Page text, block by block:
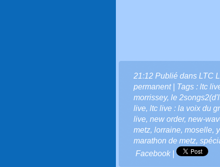
21:12 Publié dans LTC
permanent| Tags : ltc
morrissey, le
live, ltc live : la voix du
live, new order, new-
metz, lorraine, moselle,
marathon de metz,
Facebook|